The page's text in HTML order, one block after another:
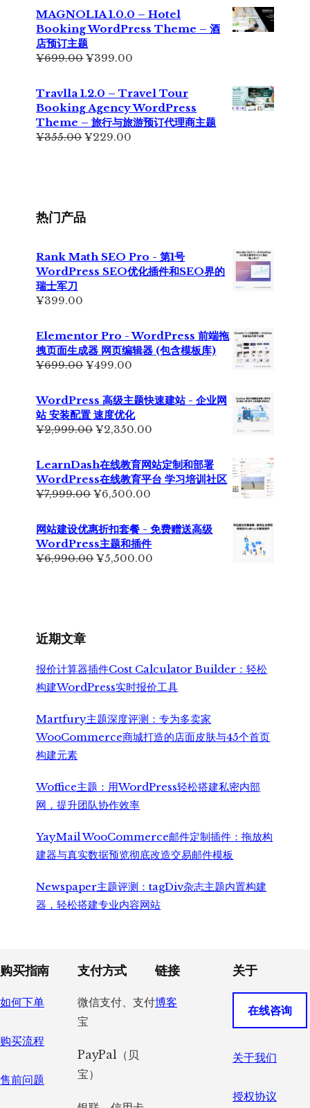
为：
¥699.00。
价
格
为：
MAGNOLIA 1.0.0 – Hotel
Booking WordPress Theme – 酒
店预订主题
¥699.00原
为：
¥699.00。
¥399.00
格
为：
¥399.00。
Travlla 1.2.0 – Travel Tour
Booking Agency WordPress
Theme – 旅行与旅游预订代理商主题
¥355.00原
¥229.00
热门产品
Rank Math SEO Pro - 第1号
WordPress SEO优化插件和SEO界的
瑞士军刀
¥399.00
Elementor Pro - WordPress 前端拖
拽页面生成器 网页编辑器 (包含模板库)
¥699.00原
为：
¥699.00。
¥499.00
价
格
为：
¥499.00。
WordPress 高级主题快速建站 - 企业网
站 安装配置 速度优化
¥2,999.00原
为：
¥2,999.00。
¥2,350.00
价
格
为：
LearnDash在线教育网站定制和部署
WordPress在线教育平台 学习培训社区
¥7,999.00原
为：
¥7,999.00。
¥6,500.00
价
格
为：
¥6,500.00。
网站建设优惠折扣套餐 - 免费赠送高级
WordPress主题和插件
¥6,990.00原
¥5,500.00
近期文章
报价计算器插件Cost Calculator Builder：轻松
构建WordPress实时报价工具
Martfury主题深度评测：专为多卖家
WooCommerce商城打造的店面皮肤与45个首页
构建元素
Woffice主题：用WordPress轻松搭建私密内部
网，提升团队协作效率
YayMail WooCommerce邮件定制插件：拖放构
建器与真实数据预览彻底改造交易邮件模板
Newspaper主题评测：tagDiv杂志主题内置构建
器，轻松搭建专业内容网站
Footer
购买指南
如何下单
购买流程
售前问题
支付方式
微信支付、支付
宝
PayPal（贝
宝）
链接
博客
关于
在线咨询
关于我们
授权协议